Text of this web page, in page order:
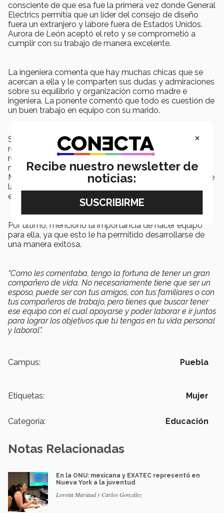
consciente de que esa fue la primera vez donde General
Electrics permitía que un líder del consejo de diseño
fuera un extranjero y labore fuera de Estados Unidos.
Aurora de León aceptó el reto y se comprometió a
cumplir con su trabajo de manera excelente.
La ingeniera comenta que hay muchas chicas que se
acercan a ella y le comparten sus dudas y admiraciones
sobre su equilibrio y organización como madre e
ingeniera. La ponente comentó que todo es cuestión de
un buen trabajo en equipo con su marido.
Su conferencia comenzó a finalizar con la
recomendación de buscar a un mentor. Ya que, en
retrospectiva, ella se dió cuenta que contar con un
mentor fue lo que más la ayudó a salir adelante.
Menciona la importancia de tener en claro el objetivo de
la relación de mentoreo y el alimentarse de la
experiencia.
Por último, mencionó la importancia de hacer equipo
para ella, ya que esto le ha permitido desarrollarse de
una manera exitosa.
“Como les comentaba, tengo la fortuna de tener un gran
compañero de vida. No necesariamente tiene que ser un
esposo, puede ser con tus amigos, con tus familiares o con
tus compañeros de trabajo, pero tienes que buscar tener
ese equipo con el cual apoyarse y poder laborar e ir juntos
para lograr los objetivos que tú tengas en tu vida personal
y laboral”.
Campus: Puebla
Etiquetas: Mujer
Categoría: Educación
Notas Relacionadas
En la ONU: mexicana y EXATEC representó en
Nueva York a la juventud
Loretta Mariaud y Carlos González
×
Recibe nuestro newsletter de
noticias: